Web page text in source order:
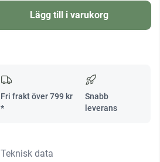
Lägg till i varukorg
Fri frakt över799 kr
*
Snabb
leverans
Teknisk data